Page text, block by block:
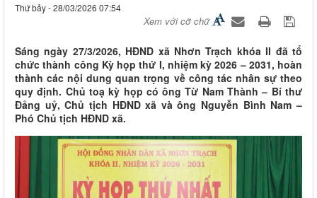
Thứ bảy - 28/03/2026 07:54
Xem với cỡ chữ
Sáng ngày 27/3/2026, HĐND xã Nhơn Trạch khóa II đã tổ
chức thành công Kỳ họp thứ I, nhiệm kỳ 2026 – 2031, hoàn
thành các nội dung quan trọng về công tác nhân sự theo
quy định. Chủ toạ kỳ họp có ông Từ Nam Thành – Bí thư
Đảng uỷ, Chủ tịch HĐND xã và ông Nguyễn Bình Nam –
Phó Chủ tịch HĐND xã.